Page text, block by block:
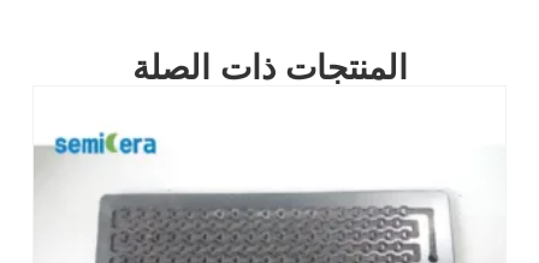
المنتجات ذات الصلة